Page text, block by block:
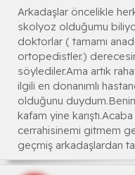
a
a
n
a
r
h
i
Arkadaşlar öncelikle
skolyoz olduğumu
doktorlar ( tamamı
ortopedistler.)
söylediler.Ama artık
ilgili en donanımlı
olduğunu
kafam yine
cerrahisinemi gitmem
geçmiş arkadaşlardan